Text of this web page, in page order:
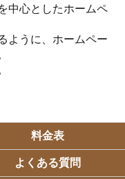
中心としたホームペ
ように、ホームペー
料金表
よくある質問